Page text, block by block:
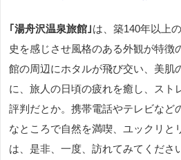
｢湯舟沢温泉旅館｣は、築140年以上
史を感じさせ風格のある外観が特徴
館の周辺にホタルが飛び交い、美肌
に、旅人の日頃の疲れを癒し、スト
評判だとか。携帯電話やテレビなど
なところで自然を満喫、ユックリと
は、是非、一度、訪れてみてくださ